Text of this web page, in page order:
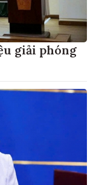
giải phóng